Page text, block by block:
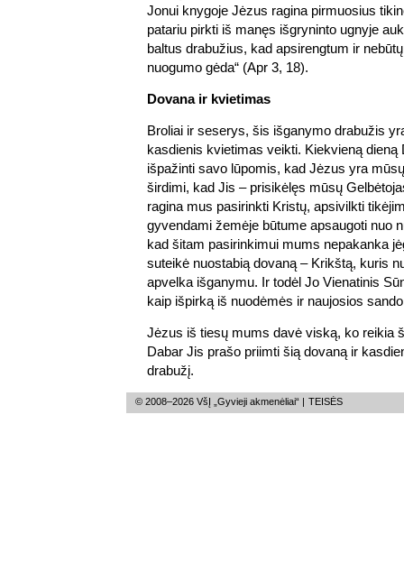
Jonui knygoje Jėzus ragina pirmuosius
patariu pirkti iš manęs išgryninto ugnyje
baltus drabužius, kad apsirengtum ir
nuogumo gėda“ (Apr 3, 18).
Dovana ir kvietimas
Broliai ir seserys, šis išganymo drabužis
kasdienis kvietimas veikti. Kiekvieną dieną
išpažinti savo lūpomis, kad Jėzus yra
širdimi, kad Jis – prisikėlęs mūsų
ragina mus pasirinkti Kristų, apsivilkti
gyvendami žemėje būtume apsaugoti nuo
kad šitam pasirinkimui mums nepakanka
suteikė nuostabią dovaną – Krikštą, kuris
apvelka išganymu. Ir todėl Jo Vienatinis
kaip išpirką iš nuodėmės ir naujosios
Jėzus iš tiesų mums davė viską, ko reikia
Dabar Jis prašo priimti šią dovaną ir
drabužį.
© 2008–2026 VšĮ „Gyvieji akmenėliai“ | TEISĖS